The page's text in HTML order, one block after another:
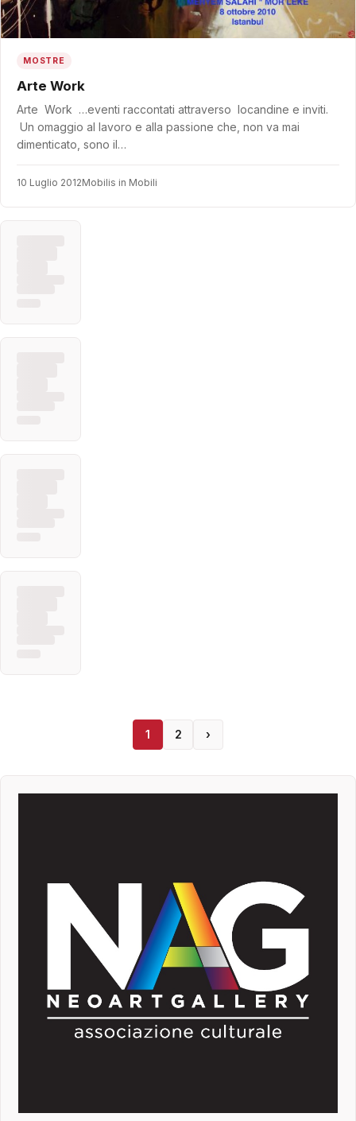
MOSTRE
Arte Work
Arte Work …eventi raccontati attraverso locandine e inviti.
Un omaggio al lavoro e alla passione che, non va mai
dimenticato, sono il…
10 Luglio 2012Mobilis in Mobili
1 2 ›